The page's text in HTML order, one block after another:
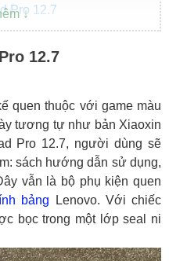
Pro 12.7
giá bao nhiêu?
12.7
quen thuộc với game màu
tương tự như bản Xiaoxin
Pro 12.7, người dùng sẽ
sách hướng dẫn sử dụng,
vẫn là bộ phụ kiện quen
bảng Lenovo. Với chiếc
bọc trong một lớp seal ni